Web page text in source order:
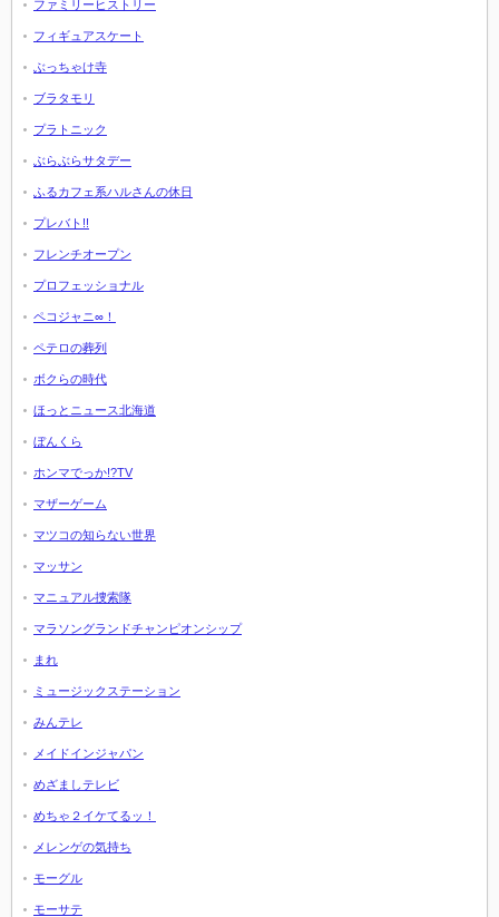
ファミリーヒストリー
フィギュアスケート
ぶっちゃけ寺
ブラタモリ
プラトニック
ぶらぶらサタデー
ふるカフェ系ハルさんの休日
プレバト!!
フレンチオープン
プロフェッショナル
ペコジャニ∞！
ペテロの葬列
ボクらの時代
ほっとニュース北海道
ぼんくら
ホンマでっか!?TV
マザーゲーム
マツコの知らない世界
マッサン
マニュアル捜索隊
マラソングランドチャンピオンシップ
まれ
ミュージックステーション
みんテレ
メイドインジャパン
めざましテレビ
めちゃ２イケてるッ！
メレンゲの気持ち
モーグル
モーサテ